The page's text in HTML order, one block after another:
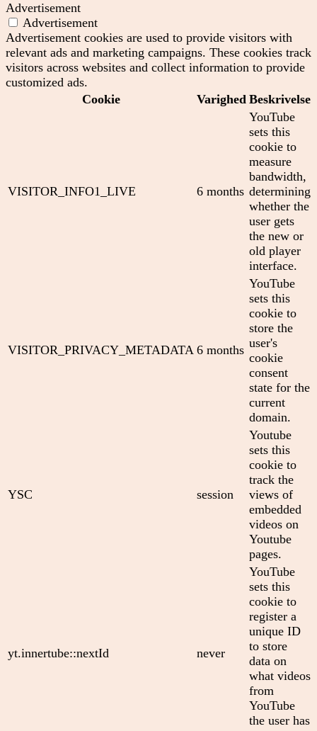
Advertisement
Advertisement
Advertisement cookies are used to provide visitors with
relevant ads and marketing campaigns. These cookies track
visitors across websites and collect information to provide
customized ads.
Cookie
Varighed Beskrivelse
VISITOR_INFO1_LIVE 6 months
YouTube
sets this
cookie to
measure
bandwidth,
determining
whether the
user gets
the new or
old player
interface.
VISITOR_PRIVACY_METADATA 6 months
YouTube
sets this
cookie to
store the
user's
cookie
consent
state for the
current
domain.
YSC session
Youtube
sets this
cookie to
track the
views of
embedded
videos on
Youtube
pages.
yt.innertube::nextId never
YouTube
sets this
cookie to
register a
unique ID
to store
data on
what videos
from
YouTube
the user has